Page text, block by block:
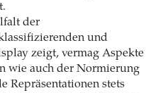
der
und
zeigt, vermag Aspekte
wie auch der Normierung
Repräsentationen stets